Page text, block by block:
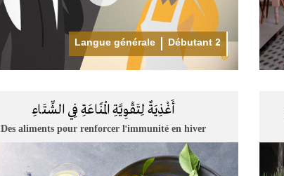
Langue générale Débutant 2
أَغْذِيَةٌ لِتَقْوِيَّةِ الْمَنَاعَةِ فِي الشِّتَاءِ
Des aliments pour renforcer l'immunité en hiver